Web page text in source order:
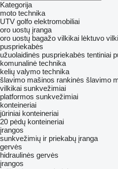
Kategorija
moto technika
UTV golfo elektromobiliai
oro uostų įranga
oro uostų bagažo vilkikai lėktuvo
puspriekabės
užuolaidinės puspriekabės tentiniai
komunalinė technika
kelių valymo technika
šlavimo mašinos rankinės šlavimo
vilkikai sunkvežimiai
platformos sunkvežimiai
konteineriai
jūriniai konteineriai
20 pėdų konteineriai
įrangos
sunkvežimių ir priekabų įranga
gervės
hidraulinės gervės
įrangos